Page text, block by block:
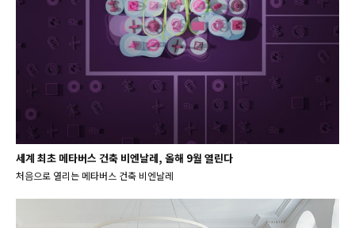
세계 최초 메타버스 건축 비엔날레, 올해 9월 열린다
처음으로 열리는 메타버스 건축 비엔날레